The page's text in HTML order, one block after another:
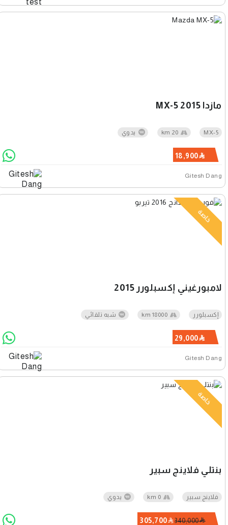
مازدا MX-5 2015
18,900
MX-5
20 km يدوي
Gitesh Dang
خاصة
لامبورغيني إكسبلورر 2015
29,000
إكسبلورر 18000 km شبه تلقائي
Gitesh Dang
خاصة
بنتلي فلاينج سبير
340,000
305,700
فلاينج سبير 0 km يدوي